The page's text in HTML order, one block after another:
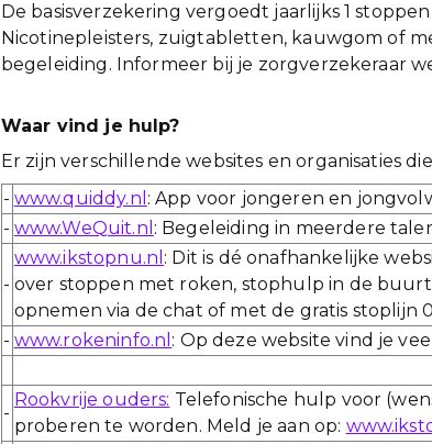
De basisverzekering vergoedt jaarlijks 1
Nicotinepleisters, zuigtabletten, kauwgom of
begeleiding. Informeer bij je zorgverzekeraar
Waar vind je hulp?
Er zijn verschillende websites en organisaties
- www.quiddy.nl : App voor jongeren en
- www.WeQuit.nl : Begeleiding in meerdere
-
www.ikstopnu.nl : Dit is dé onafhankelijke
over stoppen met roken, stophulp in de
opnemen via de chat of met de gratis stoplijn
- www.rokeninfo.nl : Op deze website vind je
-
Rookvrije ouders: Telefonische hulp voor
proberen te worden. Meld je aan op: